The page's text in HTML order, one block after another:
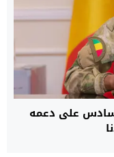
على دعمه